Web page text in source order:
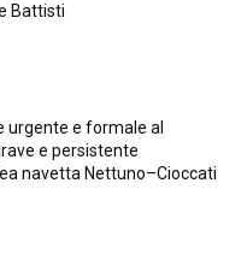
Battisti
urgente e formale al
e persistente
navetta Nettuno–Cioccati